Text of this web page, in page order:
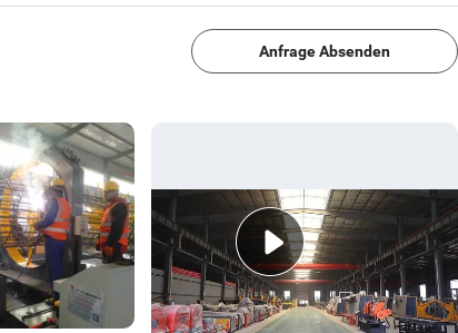
Anfrage Absenden